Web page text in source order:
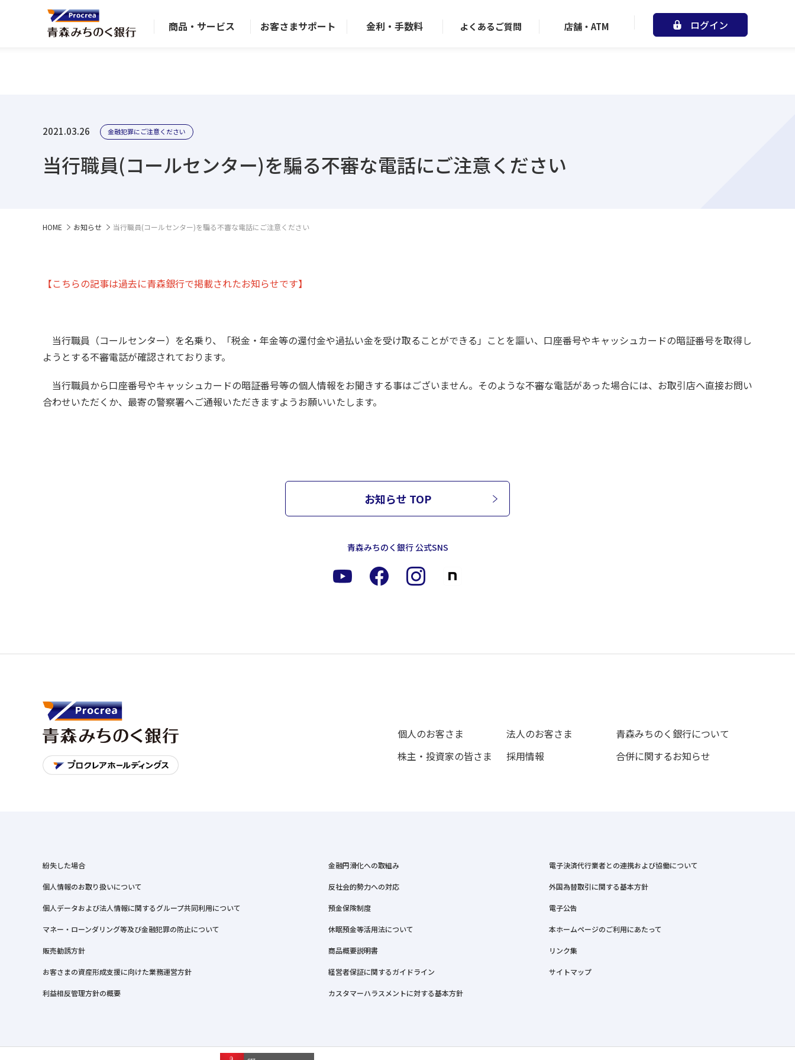
商品・サービス お客さまサポート 金利・手数料 よくあるご質問 店舗・ATM ログイン
2021.03.26 金融犯罪にご注意ください
当行職員(コールセンター)を騙る不審な電話にご注意ください
HOME お知らせ 当行職員(コールセンター)を騙る不審な電話にご注意ください
【こちらの記事は過去に青森銀行で掲載されたお知らせです】
当行職員（コールセンター）を名乗り、「税金・年金等の還付金や過払い金を受け取ることができる」ことを謳い、口座番号やキャッシュカードの暗証番号を取得し
ようとする不審電話が確認されております。
当行職員から口座番号やキャッシュカードの暗証番号等の個人情報をお聞きする事はございません。そのような不審な電話があった場合には、お取引店へ直接お問い
合わせいただくか、最寄の警察署へご通報いただきますようお願いいたします。
お知らせ TOP
青森みちのく銀行 公式SNS
個人のお客さま 法人のお客さま
青森みちのく銀行について
株主・投資家の皆さま
採用情報 合併に関するお知らせ
紛失した場合
個人情報のお取り扱いについて
個人データおよび法人情報に関するグループ共同利用について
マネー・ローンダリング等及び金融犯罪の防止について
販売勧誘方針
お客さまの資産形成支援に向けた業務運営方針
利益相反管理方針の概要
金融円滑化への取組み
反社会的勢力への対応
預金保険制度
休眠預金等活用法について
商品概要説明書
経営者保証に関するガイドライン
カスタマーハラスメントに対する基本方針
電子決済代行業者との連携および協働について
外国為替取引に関する基本方針
電子公告
本ホームページのご利用にあたって
リンク集
サイトマップ